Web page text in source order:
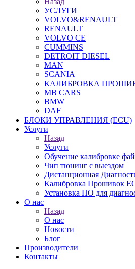
УСЛУГИ
VOLVO&RENAULT
RENAULT
VOLVO CE
CUMMINS
DETROIT DIESEL
MAN
SCANIA
КАЛИБРОВКА
MB CARS
BMW
DAF
БЛОКИ УПРАВЛЕНИЯ (ECU)
Услуги
Назад
Услуги
Обучение калибровке
Чип тюнинг с выездом
Дистанционная
Калибровка Прошивок
Установка ПО для
О нас
Назад
О нас
Новости
Блог
Производители
Контакты